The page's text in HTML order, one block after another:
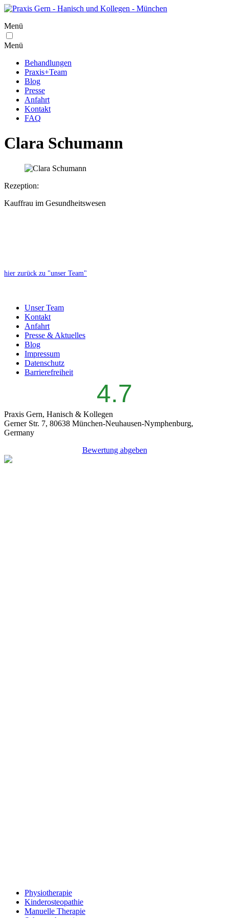
Menü
Menü
Behandlungen
Praxis+Team
Blog
Presse
Anfahrt
Kontakt
FAQ
Clara Schumann
Rezeption:
Kauffrau im Gesundheitswesen
hier zurück zu "unser Team"
Unser Team
Kontakt
Anfahrt
Presse & Aktuelles
Blog
Impressum
Datenschutz
Barrierefreiheit
4.7
Praxis Gern, Hanisch & Kollegen
Gerner Str. 7, 80638 München-Neuhausen-Nymphenburg,
Germany
Bewertung abgeben
Physiotherapie
Kinderosteopathie
Manuelle Therapie